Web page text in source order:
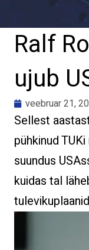
Ralf
ujub
veebruar 21,
Sellest
pühkinud
suundus
kuidas tal